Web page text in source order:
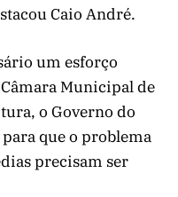
Caio André.
um esforço
Municipal de
o Governo do
que o problema
precisam ser